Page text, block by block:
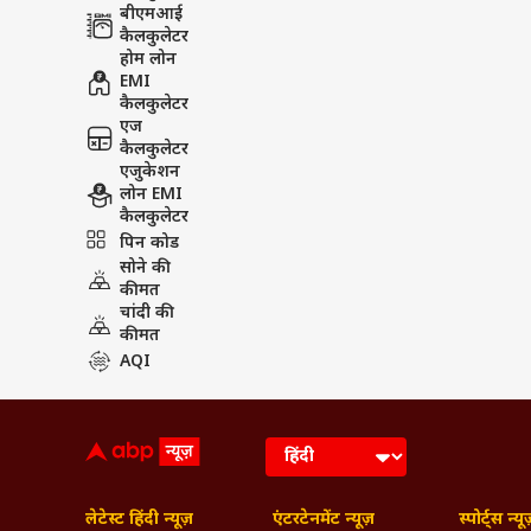
बीएमआई
कैलकुलेटर
होम लोन
EMI
कैलकुलेटर
एज
कैलकुलेटर
एजुकेशन
लोन EMI
कैलकुलेटर
पिन कोड
सोने की
कीमत
चांदी की
कीमत
AQI
लेटेस्ट हिंदी न्यूज़ एंटरटेनमेंट न्यूज़ स्पोर्ट्स